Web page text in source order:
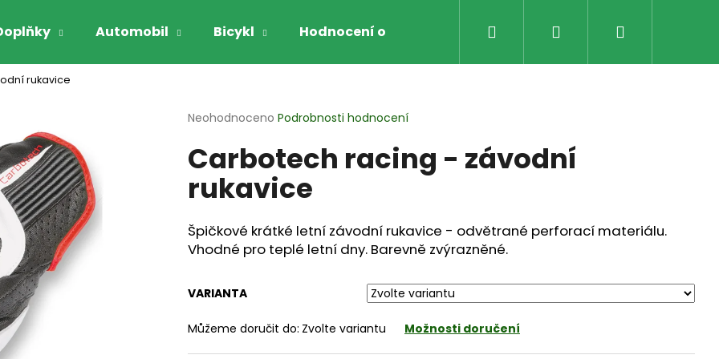
Automobil Bicykl Hodnocení obchodu Obchodní Podmínky
Přihlášení
rukavice
Průměrné
produktu
je
hvězdiček.
Neohodnoceno Podrobnosti hodnocení
Carbotech racing - závodní
rukavice
Špičkové krátké letní závodní rukavice - odvětrané perforací materiálu.
Vhodné pro teplé letní dny. Barevně zvýrazněné.
VARIANTA
Můžeme doručit do: Zvolte variantu Možnosti doručení
Co potřebujete najít?
HLEDAT
Doporučujeme
GARIBALDI VYHŘÍVANÉ RUKAVICE NA